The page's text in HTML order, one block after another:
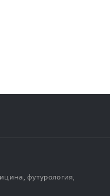
футурология,